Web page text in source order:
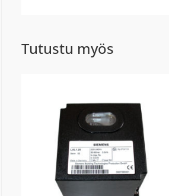
Tutustu myös